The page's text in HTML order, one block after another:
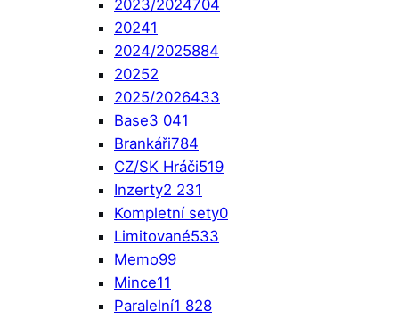
2023/2024704
20241
2024/2025884
20252
2025/2026433
Base3 041
Brankáři784
CZ/SK Hráči519
Inzerty2 231
Kompletní sety0
Limitované533
Memo99
Mince11
Paralelní1 828